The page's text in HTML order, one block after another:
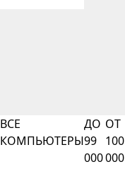
ВСЕ
КОМПЬЮТЕРЫ
ДО
99
000
ОТ
100
000